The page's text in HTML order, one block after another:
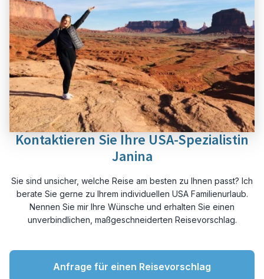
Kontaktieren Sie Ihre USA-Spezialistin
Janina
Sie sind unsicher, welche Reise am besten zu Ihnen passt? Ich
berate Sie gerne zu Ihrem individuellen USA Familienurlaub.
Nennen Sie mir Ihre Wünsche und erhalten Sie einen
unverbindlichen, maßgeschneiderten Reisevorschlag.
Anfrage für einen Reisevorschlag